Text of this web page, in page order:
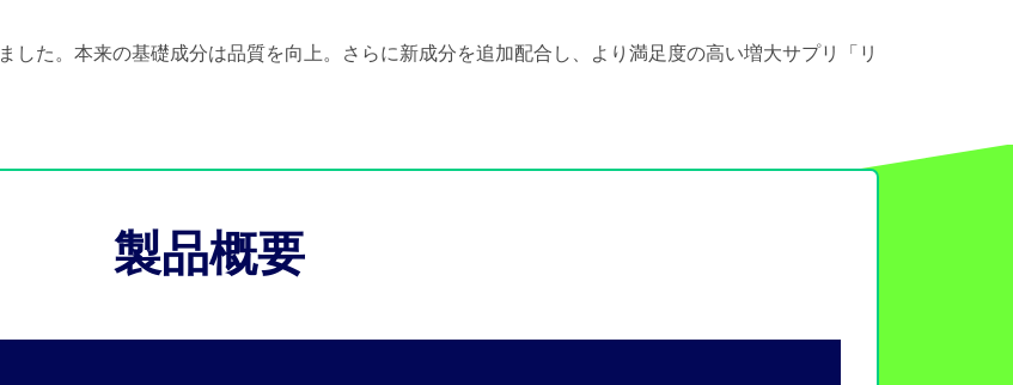
した。本来の基礎成分は品質を向上。さらに新成分を追加配合し、より満足度の高い増大サプリ「リ
製品概要